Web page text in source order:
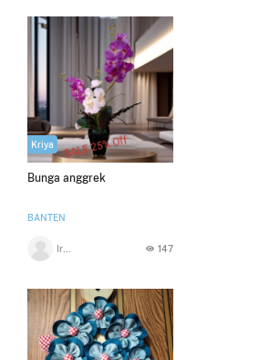
Kriya
Bunga anggrek
BANTEN
147